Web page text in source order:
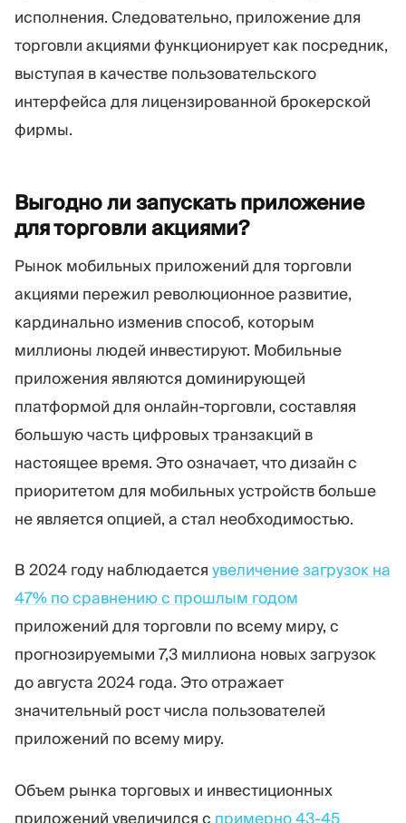
исполнения. Следовательно, приложение для
торговли акциями функционирует как посредник,
выступая в качестве пользовательского
интерфейса для лицензированной брокерской
фирмы.
Выгодно ли запускать приложение
для торговли акциями?
Рынок мобильных приложений для торговли
акциями пережил революционное развитие,
кардинально изменив способ, которым
миллионы людей инвестируют. Мобильные
приложения являются доминирующей
платформой для онлайн-торговли, составляя
большую часть цифровых транзакций в
настоящее время. Это означает, что дизайн с
приоритетом для мобильных устройств больше
не является опцией, а стал необходимостью.
В 2024 году наблюдается увеличение загрузок на
47% по сравнению с прошлым годом
приложений для торговли по всему миру, с
прогнозируемыми 7,3 миллиона новых загрузок
до августа 2024 года. Это отражает
значительный рост числа пользователей
приложений по всему миру.
Объем рынка торговых и инвестиционных
приложений увеличился с примерно 43-45